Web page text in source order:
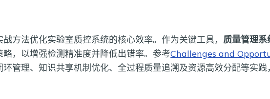
方法优化实验室质控系统的核心效率。作为关键工具， 质量管理系
略，以增强检测精准度并降低出错率。参考Challenges and
管理、知识共享机制优化、全过程质量追溯及资源高效分配等实